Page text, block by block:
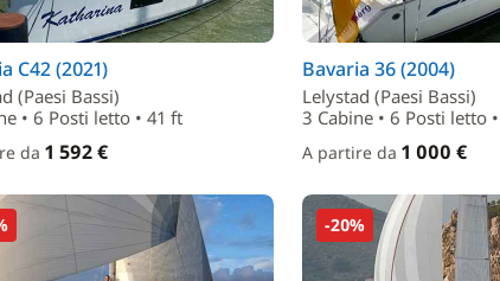
C42 (2021)
(Paesi Bassi)
• 6 Posti letto • 41 ft
da 1 592 €
Bavaria 36 (2004)
Lelystad (Paesi Bassi)
3 Cabine • 6 Posti letto
A partire da 1 000 €
-20%